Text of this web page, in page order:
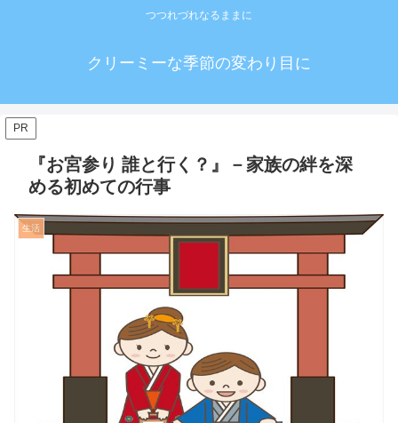
つつれづれなるままに
クリーミーな季節の変わり目に
PR
『お宮参り 誰と行く？』－家族の絆を深
める初めての行事
生活